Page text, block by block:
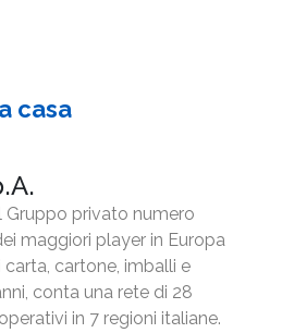
casa
Gruppo privato numero
maggiori player in Europa
cartone, imballi e
conta una rete di 28
in 7 regioni italiane.